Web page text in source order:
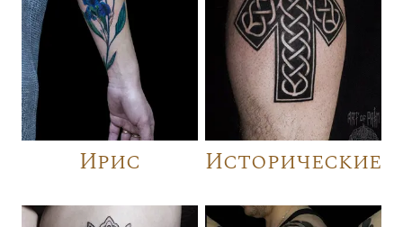
Ирис Исторические